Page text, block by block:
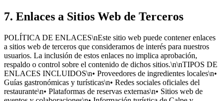
7. Enlaces a Sitios Web de Terceros
POLÍTICA DE ENLACES\nEste sitio web puede contener enlaces
a sitios web de terceros que consideramos de interés para nuestros
usuarios. La inclusión de estos enlaces no implica aprobación,
respaldo o control sobre el contenido de dichos sitios.\n\nTIPOS DE
ENLACES INCLUIDOS\n• Proveedores de ingredientes locales\n•
Guías gastronómicas y turísticas\n• Redes sociales oficiales del
restaurante\n• Plataformas de reservas externas\n• Sitios web de